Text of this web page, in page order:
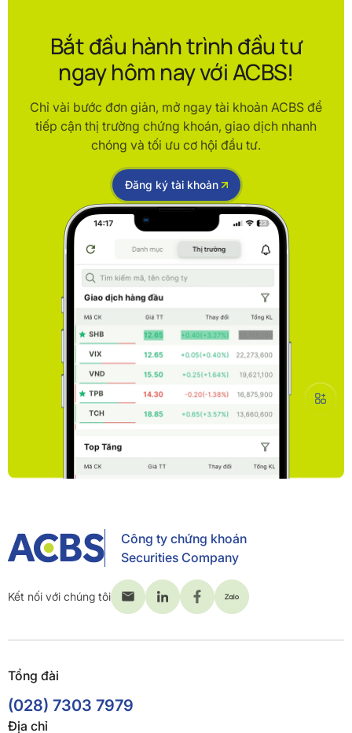
Bắt đầu hành trình đầu tư
ngay hôm nay với ACBS!
Chỉ vài bước đơn giản, mở ngay tài khoản ACBS để
tiếp cận thị trường chứng khoán, giao dịch nhanh
chóng và tối ưu cơ hội đầu tư.
Đăng ký tài khoản
Công ty chứng khoán
Securities Company
Kết nối với chúng tôi
Tổng đài
(028) 7303 7979
Địa chỉ